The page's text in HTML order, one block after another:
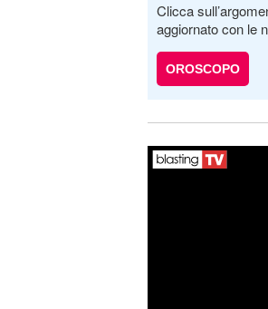
Clicca
aggiornato con le
OROSCOPO